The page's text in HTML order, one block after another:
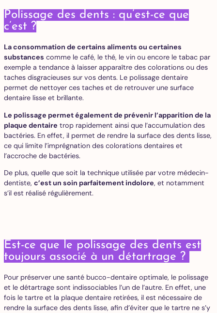
Polissage des dents : qu’est-ce que
c’est ?
La consommation de certains aliments ou certaines
substances comme le café, le thé, le vin ou encore le tabac par
exemple a tendance à laisser apparaître des colorations ou des
taches disgracieuses sur vos dents. Le polissage dentaire
permet de nettoyer ces taches et de retrouver une surface
dentaire lisse et brillante.
Le polissage permet également de prévenir l’apparition de la
plaque dentaire trop rapidement ainsi que l’accumulation des
bactéries. En effet, il permet de rendre la surface des dents lisse,
ce qui limite l’imprégnation des colorations dentaires et
l’accroche de bactéries.
De plus, quelle que soit la technique utilisée par votre médecin-
dentiste, c’est un soin parfaitement indolore, et notamment
s’il est réalisé régulièrement.
Est-ce que le polissage des dents est
toujours associé à un détartrage ?
Pour préserver une santé bucco-dentaire optimale, le polissage
et le détartrage sont indissociables l’un de l’autre. En effet, une
fois le tartre et la plaque dentaire retirées, il est nécessaire de
rendre la surface des dents lisse, afin d’éviter que le tartre ne s’y